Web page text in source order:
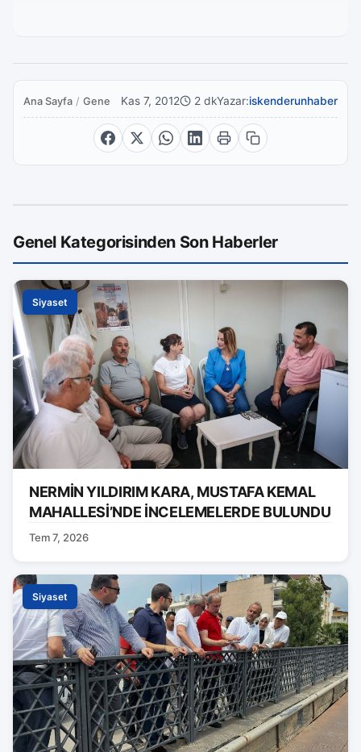
Ana Sayfa / Genel Kas 7, 2012 2 dkYazar:iskenderunhaber
Genel Kategorisinden Son Haberler
Siyaset
NERMİN YILDIRIM KARA, MUSTAFA KEMAL
MAHALLESİ’NDE İNCELEMELERDE BULUNDU
Tem 7, 2026
Siyaset